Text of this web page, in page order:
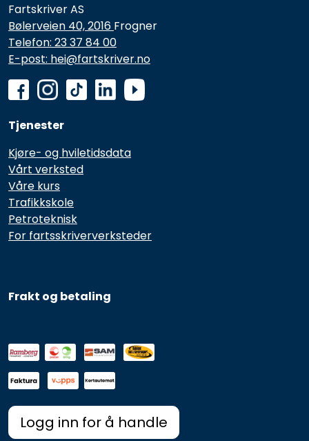
Logg inn for å handle
Frakt og betaling
Fartskriver AS
Bølerveien 40, 2016 Frogner
Telefon: 23 37 84 00
E-post: hei@fartskriver.no
Tjenester
Kjøre- og hviletidsdata
Vårt verksted
Våre kurs
Trafikkskole
Petroteknisk
For fartsskriververksteder